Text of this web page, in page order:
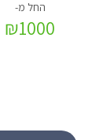
₪1000